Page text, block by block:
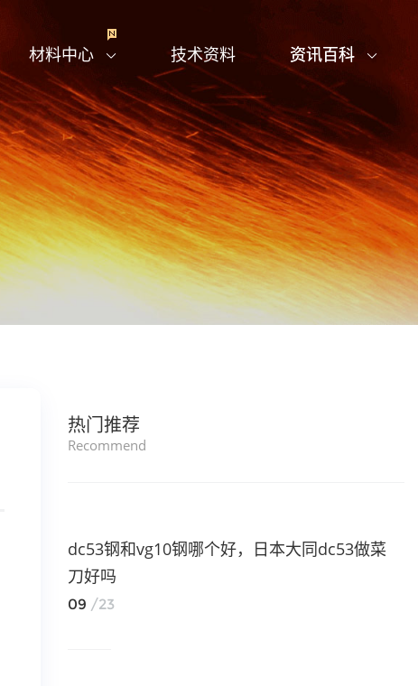
材料中心 技术资料 资讯百科
热门推荐
Recommend
dc53钢和vg10钢哪个好，日本大同dc53做菜
刀好吗
09 /23